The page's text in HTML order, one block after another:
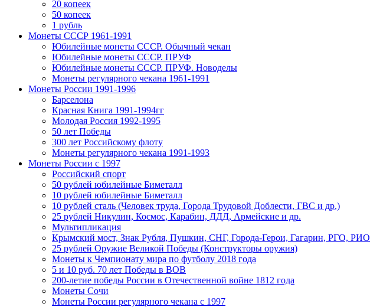
20 копеек
50 копеек
1 рубль
Монеты СССР 1961-1991
Юбилейные монеты СССР. Обычный чекан
Юбилейные монеты СССР. ПРУФ
Юбилейные монеты СССР. ПРУФ. Новоделы
Монеты регулярного чекана 1961-1991
Монеты России 1991-1996
Барселона
Красная Книга 1991-1994гг
Молодая Россия 1992-1995
50 лет Победы
300 лет Российскому флоту
Монеты регулярного чекана 1991-1993
Монеты России c 1997
Российский спорт
50 рублей юбилейные Биметалл
10 рублей юбилейные Биметалл
10 рублей сталь (Человек труда, Города Трудовой Доблести, ГВС и др.)
25 рублей Никулин, Космос, Карабин, ДДД, Армейские и др.
Мультипликация
Крымский мост, Знак Рубля, Пушкин, СНГ, Города-Герои, Гагарин, РГО, РИО
25 рублей Оружие Великой Победы (Конструкторы оружия)
Монеты к Чемпионату мира по футболу 2018 года
5 и 10 руб. 70 лет Победы в ВОВ
200-летие победы России в Отечественной войне 1812 года
Монеты Сочи
Монеты России регулярного чекана с 1997